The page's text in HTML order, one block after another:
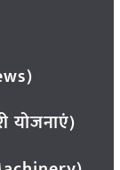
योजनाएं)